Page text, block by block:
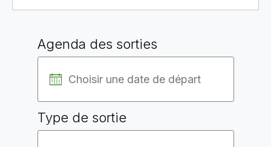
Agenda des sorties
Type de sortie